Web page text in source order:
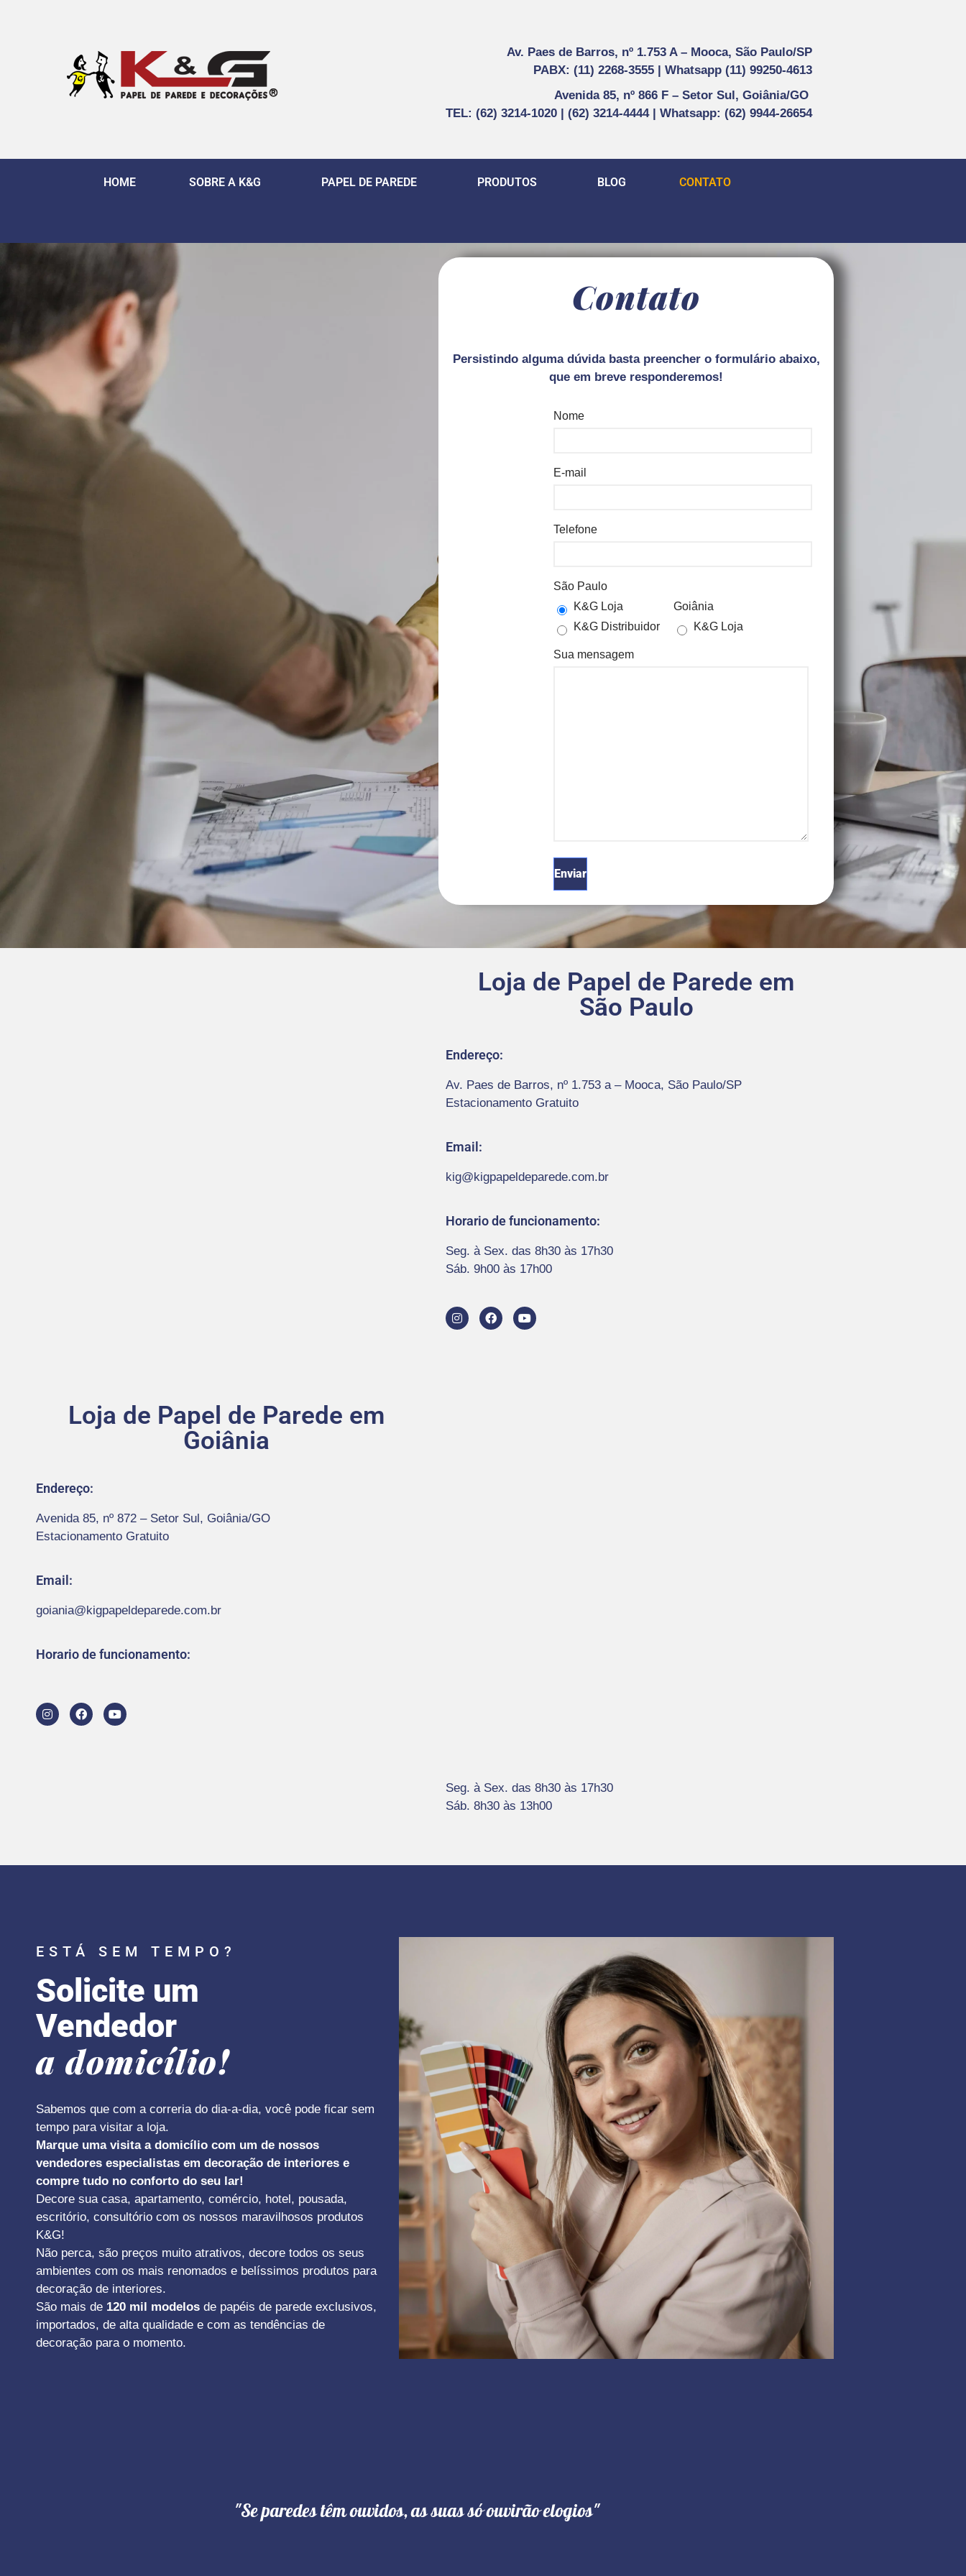
Av. Paes de Barros, nº 1.753 A – Mooca, São Paulo/SP
PABX: (11) 2268-3555 | Whatsapp (11) 99250-4613
Avenida 85, nº 866 F – Setor Sul, Goiânia/GO
TEL: (62) 3214-1020 | (62) 3214-4444 | Whatsapp: (62) 9944-26654
HOME SOBRE A K&G PAPEL DE PAREDE PRODUTOS BLOG CONTATO
Contato
Persistindo alguma dúvida basta preencher o formulário abaixo,
que em breve responderemos!
Nome
E-mail
Telefone
São Paulo
K&G Loja
K&G Distribuidor
Goiânia
K&G Loja
Sua mensagem
Loja de Papel de Parede em
São Paulo
Endereço:
Av. Paes de Barros, nº 1.753 a – Mooca, São Paulo/SP
Estacionamento Gratuito
Email:
kig@kigpapeldeparede.com.br
Horario de funcionamento:
Seg. à Sex. das 8h30 às 17h30
Sáb. 9h00 às 17h00
Loja de Papel de Parede em
Goiânia
Endereço:
Avenida 85, nº 872 – Setor Sul, Goiânia/GO
Estacionamento Gratuito
Email:
goiania@kigpapeldeparede.com.br
Horario de funcionamento:
Seg. à Sex. das 8h30 às 17h30
Sáb. 8h30 às 13h00
ESTÁ SEM TEMPO?
Solicite um
Vendedor
a domicílio!
Sabemos que com a correria do dia-a-dia, você pode ficar sem
tempo para visitar a loja.
Marque uma visita a domicílio com um de nossos
vendedores especialistas em decoração de interiores e
compre tudo no conforto do seu lar!
Decore sua casa, apartamento, comércio, hotel, pousada,
escritório, consultório com os nossos maravilhosos produtos
K&G!
Não perca, são preços muito atrativos, decore todos os seus
ambientes com os mais renomados e belíssimos produtos para
decoração de interiores.
São mais de 120 mil modelos de papéis de parede exclusivos,
importados, de alta qualidade e com as tendências de
decoração para o momento.
"Se paredes têm ouvidos, as suas só ouvirão elogios"